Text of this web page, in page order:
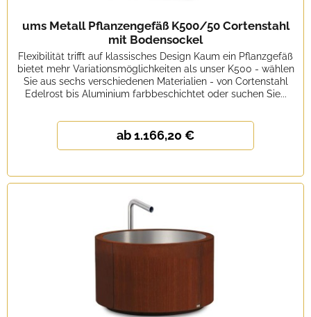
ums Metall Pflanzengefäß K500/50 Cortenstahl
mit Bodensockel
Flexibilität trifft auf klassisches Design Kaum ein Pflanzgefäß
bietet mehr Variationsmöglichkeiten als unser K500 - wählen
Sie aus sechs verschiedenen Materialien - von Cortenstahl
Edelrost bis Aluminium farbbeschichtet oder suchen Sie...
ab 1.166,20 €